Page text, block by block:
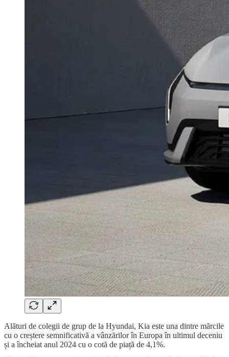
Alături de colegii de grup de la Hyundai, Kia este una dintre mărcile
cu o creștere semnificativă a vânzărilor în Europa în ultimul deceniu
și a încheiat anul 2024 cu o cotă de piață de 4,1%.